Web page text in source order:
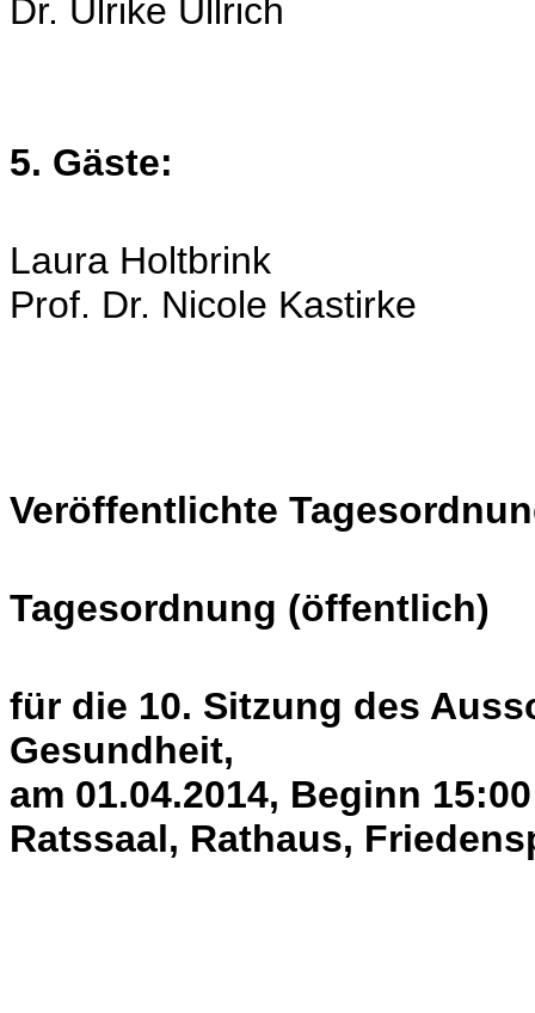
Dr. Ulrike Ullrich
5. Gäste:
Laura Holtbrink
Prof. Dr. Nicole Kastirke
Veröffentlichte
Tagesordnung (öffentlich)
für die 10. Sitzung des
Gesundheit,
am 01.04.2014, Beginn
Ratssaal, Rathaus,